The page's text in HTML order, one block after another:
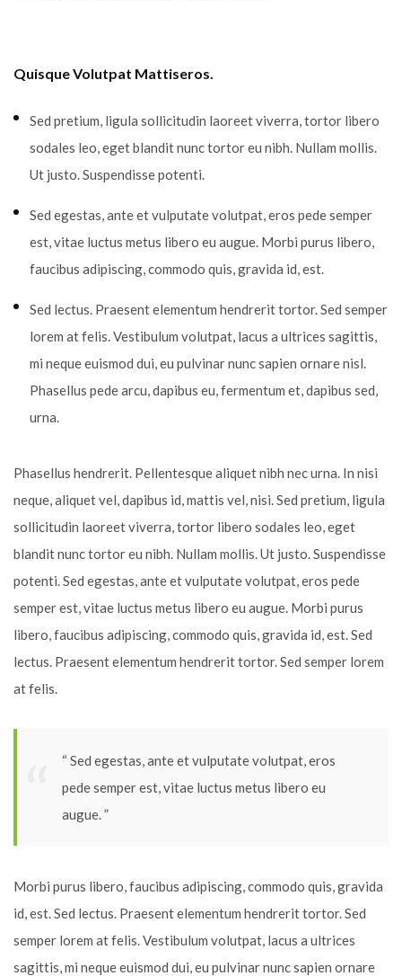
Quisque Volutpat Mattiseros.
Sed pretium, ligula sollicitudin laoreet viverra, tortor libero
sodales leo, eget blandit nunc tortor eu nibh. Nullam mollis.
Ut justo. Suspendisse potenti.
Sed egestas, ante et vulputate volutpat, eros pede semper
est, vitae luctus metus libero eu augue. Morbi purus libero,
faucibus adipiscing, commodo quis, gravida id, est.
Sed lectus. Praesent elementum hendrerit tortor. Sed semper
lorem at felis. Vestibulum volutpat, lacus a ultrices sagittis,
mi neque euismod dui, eu pulvinar nunc sapien ornare nisl.
Phasellus pede arcu, dapibus eu, fermentum et, dapibus sed,
urna.
Phasellus hendrerit. Pellentesque aliquet nibh nec urna. In nisi
neque, aliquet vel, dapibus id, mattis vel, nisi. Sed pretium, ligula
sollicitudin laoreet viverra, tortor libero sodales leo, eget
blandit nunc tortor eu nibh. Nullam mollis. Ut justo. Suspendisse
potenti. Sed egestas, ante et vulputate volutpat, eros pede
semper est, vitae luctus metus libero eu augue. Morbi purus
libero, faucibus adipiscing, commodo quis, gravida id, est. Sed
lectus. Praesent elementum hendrerit tortor. Sed semper lorem
at felis.
“ Sed egestas, ante et vulputate volutpat, eros
pede semper est, vitae luctus metus libero eu
augue. ”
Morbi purus libero, faucibus adipiscing, commodo quis, gravida
id, est. Sed lectus. Praesent elementum hendrerit tortor. Sed
semper lorem at felis. Vestibulum volutpat, lacus a ultrices
sagittis, mi neque euismod dui, eu pulvinar nunc sapien ornare